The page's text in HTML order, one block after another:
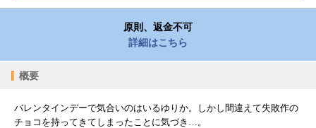
原則、返金不可
詳細はこちら
概要
バレンタインデーで気合いのはいるゆりか。しかし間違えて失敗作の
チョコを持ってきてしまったことに気づき…。